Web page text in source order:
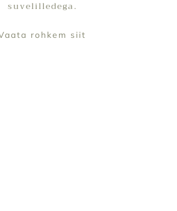
suvelilledega.
rohkem siit